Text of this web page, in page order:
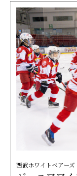
西武ホワイトベアーズ